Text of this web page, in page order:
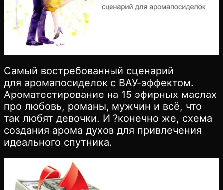
Самый востребованный сценарий
для аромапосиделок с ВАУ-эффектом.
Ароматестирование на 15 эфирных маслах
про любовь, романы, мужчин и всё, что
так любят девочки. И ?конечно же, схема
создания арома духов для привлечения
идеального спутника.